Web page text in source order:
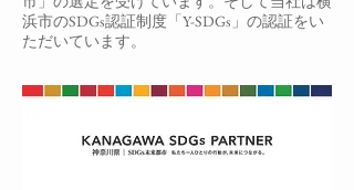
浜市のSDGs認証制度「Y-SDGs」の認証をい
ただいています。